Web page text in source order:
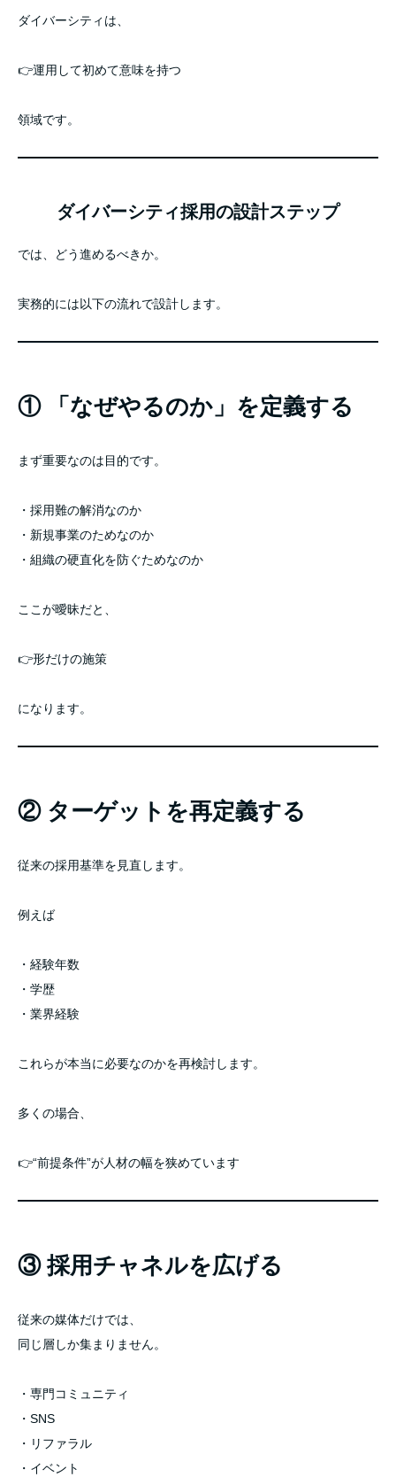
ダイバーシティは、
👉運用して初めて意味を持つ
領域です。
ダイバーシティ採用の設計ステップ
では、どう進めるべきか。
実務的には以下の流れで設計します。
① 「なぜやるのか」を定義する
まず重要なのは目的です。
・採用難の解消なのか
・新規事業のためなのか
・組織の硬直化を防ぐためなのか
ここが曖昧だと、
👉形だけの施策
になります。
② ターゲットを再定義する
従来の採用基準を見直します。
例えば
・経験年数
・学歴
・業界経験
これらが本当に必要なのかを再検討します。
多くの場合、
👉“前提条件”が人材の幅を狭めています
③ 採用チャネルを広げる
従来の媒体だけでは、
同じ層しか集まりません。
・専門コミュニティ
・SNS
・リファラル
・イベント